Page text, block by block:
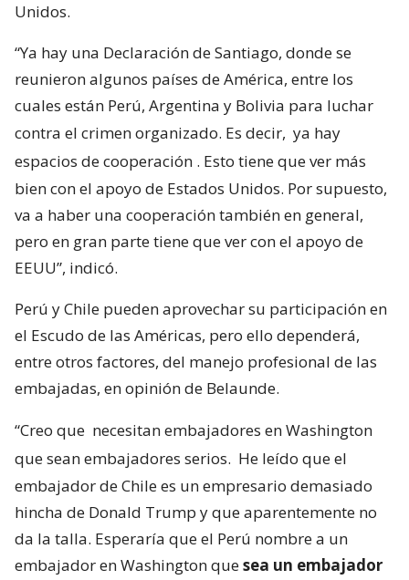
Unidos.
“Ya hay una Declaración de Santiago, donde se
reunieron algunos países de América, entre los
cuales están Perú, Argentina y Bolivia para luchar
contra el crimen organizado. Es decir, ya hay
espacios de cooperación . Esto tiene que ver más
bien con el apoyo de Estados Unidos. Por supuesto,
va a haber una cooperación también en general,
pero en gran parte tiene que ver con el apoyo de
EEUU”, indicó.
Perú y Chile pueden aprovechar su participación en
el Escudo de las Américas, pero ello dependerá,
entre otros factores, del manejo profesional de las
embajadas, en opinión de Belaunde.
“Creo que necesitan embajadores en Washington
que sean embajadores serios. He leído que el
embajador de Chile es un empresario demasiado
hincha de Donald Trump y que aparentemente no
da la talla. Esperaría que el Perú nombre a un
embajador en Washington quesea un embajador